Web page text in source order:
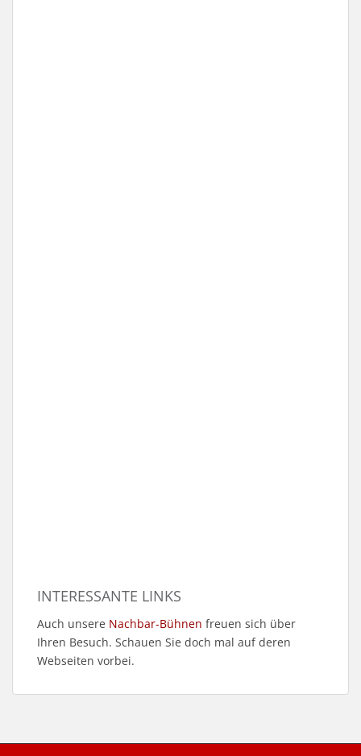
INTERESSANTE LINKS
Auch unsere Nachbar-Bühnen freuen sich über
Ihren Besuch. Schauen Sie doch mal auf deren
Webseiten vorbei.